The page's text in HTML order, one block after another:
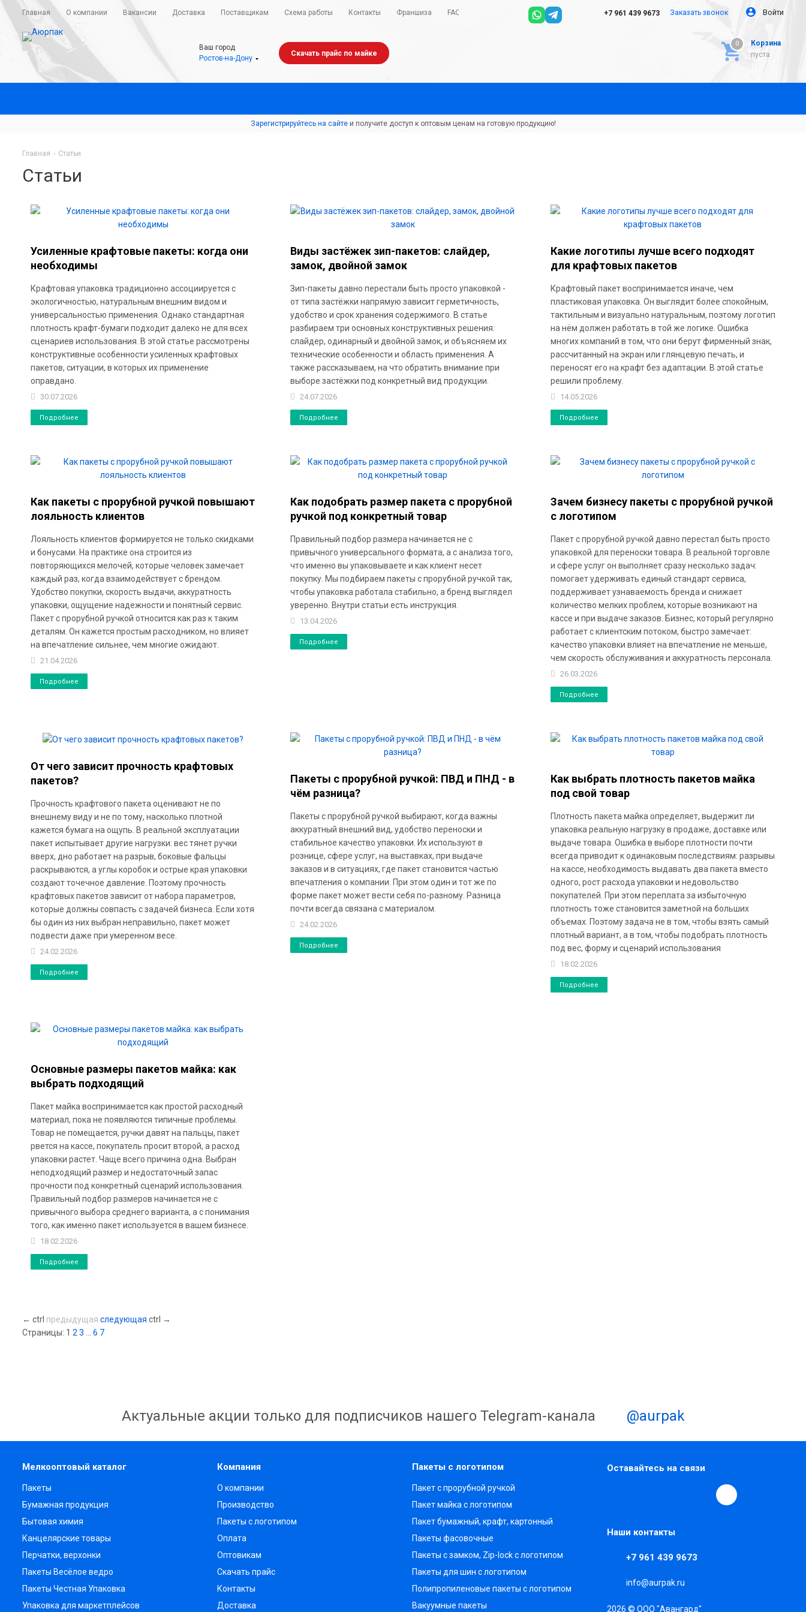
Главная О компании Вакансии Доставка Поставщикам Схема работы Контакты Франшиза FAQ Войти
+7 961 439 9673 Заказать звонок
Ваш город
Ростов-на-Дону
Скачать прайс по майке
Корзина
0
пуста
0
Зарегистрируйтесь на сайтеи получите доступ к оптовым ценам на готовую продукцию!
Главная - Статьи
Статьи
Усиленные крафтовые пакеты: когда они
необходимы
Крафтовая упаковка традиционно ассоциируется с
экологичностью, натуральным внешним видом и
универсальностью применения. Однако стандартная
плотность крафт-бумаги подходит далеко не для всех
сценариев использования. В этой статье рассмотрены
конструктивные особенности усиленных крафтовых
пакетов, ситуации, в которых их применение
оправдано.
30.07.2026
Подробнее
Виды застёжек зип-пакетов: слайдер,
замок, двойной замок
Зип-пакеты давно перестали быть просто упаковкой -
от типа застёжки напрямую зависит герметичность,
удобство и срок хранения содержимого. В статье
разбираем три основных конструктивных решения:
слайдер, одинарный и двойной замок, и объясняем их
технические особенности и область применения. А
также рассказываем, на что обратить внимание при
выборе застёжки под конкретный вид продукции.
24.07.2026
Подробнее
Какие логотипы лучше всего подходят
для крафтовых пакетов
Крафтовый пакет воспринимается иначе, чем
пластиковая упаковка. Он выглядит более спокойным,
тактильным и визуально натуральным, поэтому логотип
на нём должен работать в той же логике. Ошибка
многих компаний в том, что они берут фирменный знак,
рассчитанный на экран или глянцевую печать, и
переносят его на крафт без адаптации. В этой статье
решили проблему.
14.05.2026
Подробнее
Как пакеты с прорубной ручкой повышают
лояльность клиентов
Лояльность клиентов формируется не только скидками
и бонусами. На практике она строится из
повторяющихся мелочей, которые человек замечает
каждый раз, когда взаимодействует с брендом.
Удобство покупки, скорость выдачи, аккуратность
упаковки, ощущение надежности и понятный сервис.
Пакет с прорубной ручкой относится как раз к таким
деталям. Он кажется простым расходником, но влияет
на впечатление сильнее, чем многие ожидают.
21.04.2026
Подробнее
Как подобрать размер пакета с прорубной
ручкой под конкретный товар
Правильный подбор размера начинается не с
привычного универсального формата, а с анализа того,
что именно вы упаковываете и как клиент несет
покупку. Мы подбираем пакеты с прорубной ручкой так,
чтобы упаковка работала стабильно, а бренд выглядел
уверенно. Внутри статьи есть инструкция.
13.04.2026
Подробнее
Зачем бизнесу пакеты с прорубной ручкой
с логотипом
Пакет с прорубной ручкой давно перестал быть просто
упаковкой для переноски товара. В реальной торговле
и сфере услуг он выполняет сразу несколько задач:
помогает удерживать единый стандарт сервиса,
поддерживает узнаваемость бренда и снижает
количество мелких проблем, которые возникают на
кассе и при выдаче заказов. Бизнес, который регулярно
работает с клиентским потоком, быстро замечает:
качество упаковки влияет на впечатление не меньше,
чем скорость обслуживания и аккуратность персонала.
26.03.2026
Подробнее
От чего зависит прочность крафтовых
пакетов?
Прочность крафтового пакета оценивают не по
внешнему виду и не по тому, насколько плотной
кажется бумага на ощупь. В реальной эксплуатации
пакет испытывает другие нагрузки: вес тянет ручки
вверх, дно работает на разрыв, боковые фальцы
раскрываются, а углы коробок и острые края упаковки
создают точечное давление. Поэтому прочность
крафтовых пакетов зависит от набора параметров,
которые должны совпасть с задачей бизнеса. Если хотя
бы один из них выбран неправильно, пакет может
подвести даже при умеренном весе.
24.02.2026
Подробнее
Пакеты с прорубной ручкой: ПВД и ПНД - в
чём разница?
Пакеты с прорубной ручкой выбирают, когда важны
аккуратный внешний вид, удобство переноски и
стабильное качество упаковки. Их используют в
рознице, сфере услуг, на выставках, при выдаче
заказов и в ситуациях, где пакет становится частью
впечатления о компании. При этом один и тот же по
форме пакет может вести себя по-разному. Разница
почти всегда связана с материалом.
24.02.2026
Подробнее
Как выбрать плотность пакетов майка
под свой товар
Плотность пакета майка определяет, выдержит ли
упаковка реальную нагрузку в продаже, доставке или
выдаче товара. Ошибка в выборе плотности почти
всегда приводит к одинаковым последствиям: разрывы
на кассе, необходимость выдавать два пакета вместо
одного, рост расхода упаковки и недовольство
покупателей. При этом переплата за избыточную
плотность тоже становится заметной на больших
объемах. Поэтому задача не в том, чтобы взять самый
плотный вариант, а в том, чтобы подобрать плотность
под вес, форму и сценарий использования
18.02.2026
Подробнее
Основные размеры пакетов майка: как
выбрать подходящий
Пакет майка воспринимается как простой расходный
материал, пока не появляются типичные проблемы.
Товар не помещается, ручки давят на пальцы, пакет
рвется на кассе, покупатель просит второй, а расход
упаковки растет. Чаще всего причина одна. Выбран
неподходящий размер и недостаточный запас
прочности под конкретный сценарий использования.
Правильный подбор размеров начинается не с
привычного выбора среднего варианта, а с понимания
того, как именно пакет используется в вашем бизнесе.
18.02.2026
Подробнее
← ctrl предыдущая следующая ctrl →
Страницы: 1 2 3 6 7
Актуальные акции только для подписчиков нашего Telegram-канала @aurpak
Мелкооптовый каталог
Пакеты
Бумажная продукция
Бытовая химия
Канцелярские товары
Перчатки, верхонки
Пакеты Весёлое ведро
Пакеты Честная Упаковка
Упаковка для маркетплейсов
Компания
О компании
Производство
Пакеты с логотипом
Оплата
Оптовикам
Скачать прайс
Контакты
Доставка
Пакеты с логотипом
Пакет с прорубной ручкой
Пакет майка с логотипом
Пакет бумажный, крафт, картонный
Пакеты фасовочные
Пакеты с замком, Zip-lock с логотипом
Пакеты для шин с логотипом
Полипропиленовые пакеты с логотипом
Вакуумные пакеты
Оставайтесь на связи
Наши контакты
+7 961 439 9673
info@aurpak.ru
2026 © ООО "Авангард"